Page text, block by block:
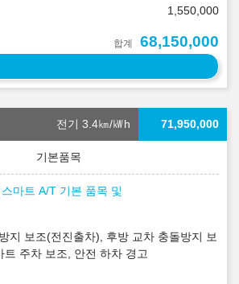
1,550,000
합계 68,150,000
전기 3.4㎞/㎾h 71,950,000
마트 A/T 기본 품목 및
지 보조(전진출차), 후방 교차 충돌방지 보
트 주차 보조, 안전 하차 경고